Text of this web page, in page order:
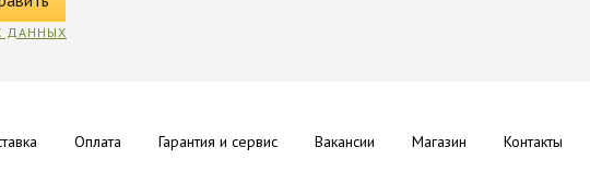
ДАННЫХ
Оплата Гарантия и сервис Вакансии Магазин Контакты